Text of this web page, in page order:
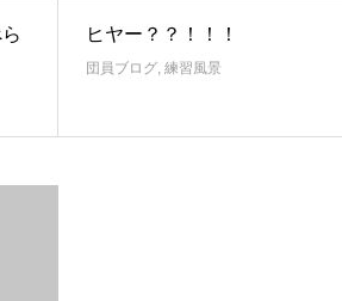
ヒヤー？？！！！
団員ブログ, 練習風景